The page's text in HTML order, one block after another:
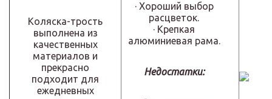
Коляска-трость
выполнена из
качественных
материалов и
прекрасно
подходит для
ежедневных
· Хороший выбор
расцветок.
· Крепкая
алюминиевая рама.
Недостатки: